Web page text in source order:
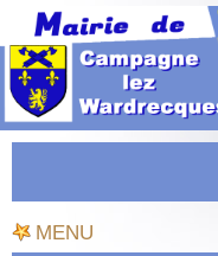
Accueil
MENU